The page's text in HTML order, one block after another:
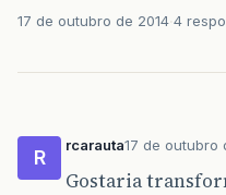
17 de outubro de 2014 4
R
rcarauta17 de outubro
Gostaria